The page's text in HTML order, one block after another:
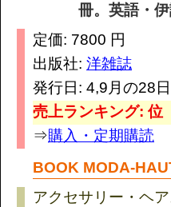
冊。英語・
定価: 7800 円
出版社: 洋雑誌
発行日: 4,9月の28日
売上ランキング: 位
⇒購入・定期購読
BOOK MODA-
アクセサリー・ヘ